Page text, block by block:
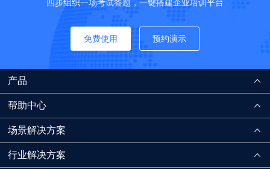
四步组织一场考试答题，一键搭建企业培训平台
免费使用 预约演示
产品
帮助中心
场景解决方案
行业解决方案